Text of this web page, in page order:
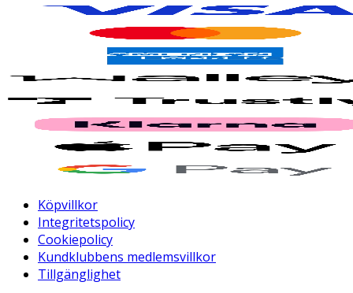
Köpvillkor
Integritetspolicy
Cookiepolicy
Kundklubbens medlemsvillkor
Tillgänglighet